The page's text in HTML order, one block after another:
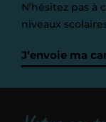
N’hésitez pas
niveaux
J’envoie ma